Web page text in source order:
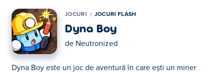
JOCURI JOCURI FLASH
Dyna Boy
de Neutronized
Dyna Boy este un joc de aventură în care ești un miner